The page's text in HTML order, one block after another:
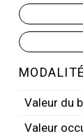
Valeur du
Valeur